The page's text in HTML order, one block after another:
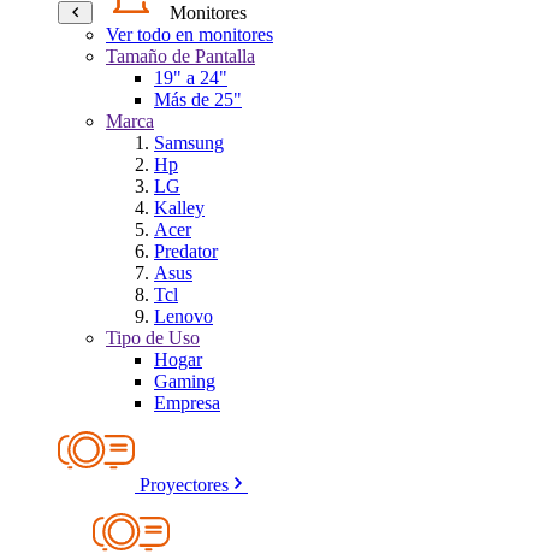
Monitores
Ver todo en monitores
Tamaño de Pantalla
19" a 24"
Más de 25"
Marca
Samsung
Hp
LG
Kalley
Acer
Predator
Asus
Tcl
Lenovo
Tipo de Uso
Hogar
Gaming
Empresa
Proyectores